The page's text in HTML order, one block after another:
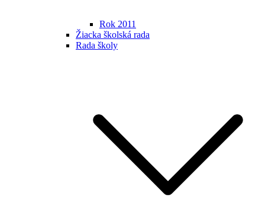
Rok 2011
Žiacka školská rada
Rada školy